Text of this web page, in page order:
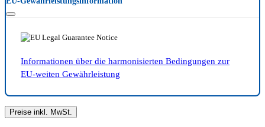
Informationen über die harmonisierten Bedingungen zur
EU-weiten Gewährleistung
Preise inkl. MwSt.